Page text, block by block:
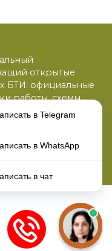
открытые
БТИ: официальные
работы, схемы
фирмы. В
информация
в режиме